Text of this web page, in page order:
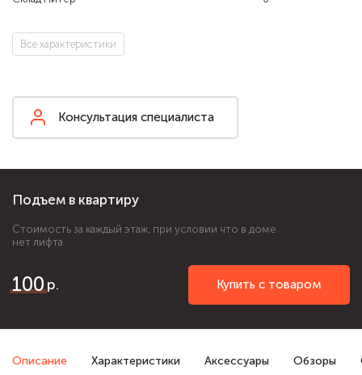
Все характеристики
Консультация специалиста
Подъем в квартиру
Стоимость за каждый этаж, при условии что в доме
нет лифта
100 Купить с товаром
Описание Характеристики Аксессуары Обзоры